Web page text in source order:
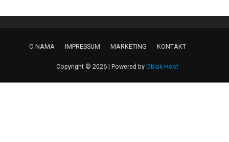
O NAMA IMPRESSUM MARKETING KONTAKT
Copyright © 2026 | Powered by Oblak Host